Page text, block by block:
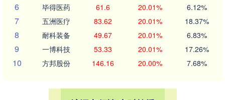
6 毕得医药 61.6 20.01% 6.12%
7 五洲医疗 83.62 20.01% 18.37%
8 耐科装备 49.67 20.01% 6.83%
9 一博科技 53.33 20.01% 17.26%
10 方邦股份 146.16 20.00% 7.68%